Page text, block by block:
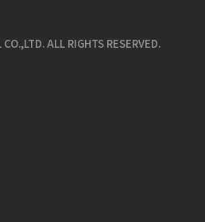
ALL RIGHTS RESERVED.